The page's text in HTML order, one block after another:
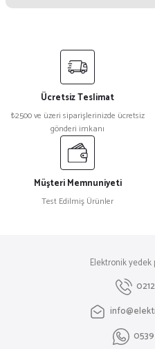
yetersiz gördüğünüz noktaları
Görüş ve önerileriniz için teşekkür
Ürün resmi kalitesiz, bozuk veya
Ürün açıklamasında eksik bilgiler
Ürün bilgilerinde hatalar bulunuyor.
Ürün fiyatı diğer sitelerden daha
Bu ürüne benzer farklı
Ücretsiz Teslimat
₺2500 ve üzeri siparişlerinizde ücretsiz
gönderi imkanı
Müşteri Memnuniyeti
Test Edilmiş Ürünler
Elektronik